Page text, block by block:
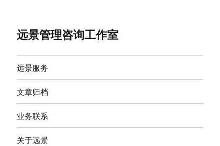
远景管理咨询工作室
远景服务
文章归档
业务联系
关于远景